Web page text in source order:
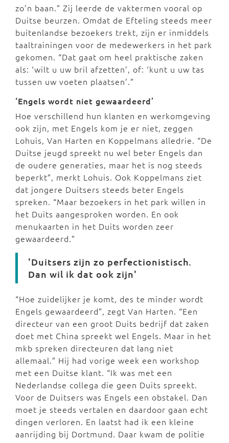
zo’n baan.” Zij leerde de vaktermen vooral op
Duitse beurzen. Omdat de Efteling steeds meer
buitenlandse bezoekers trekt, zijn er inmiddels
taaltrainingen voor de medewerkers in het park
gekomen. “Dat gaat om heel praktische zaken
als: ‘wilt u uw bril afzetten’, of: ‘kunt u uw tas
tussen uw voeten plaatsen’.”
‘Engels wordt niet gewaardeerd’
Hoe verschillend hun klanten en werkomgeving
ook zijn, met Engels kom je er niet, zeggen
Lohuis, Van Harten en Koppelmans alledrie. “De
Duitse jeugd spreekt nu wel beter Engels dan
de oudere generaties, maar het is nog steeds
beperkt”, merkt Lohuis. Ook Koppelmans ziet
dat jongere Duitsers steeds beter Engels
spreken. “Maar bezoekers in het park willen in
het Duits aangesproken worden. En ook
menukaarten in het Duits worden zeer
gewaardeerd.”
'Duitsers zijn zo perfectionistisch.
Dan wil ik dat ook zijn'
“Hoe zuidelijker je komt, des te minder wordt
Engels gewaardeerd”, zegt Van Harten. “Een
directeur van een groot Duits bedrijf dat zaken
doet met China spreekt wel Engels. Maar in het
mkb spreken directeuren dat lang niet
allemaal.” Hij had vorige week een workshop
met een Duitse klant. “Ik was met een
Nederlandse collega die geen Duits spreekt.
Voor de Duitsers was Engels een obstakel. Dan
moet je steeds vertalen en daardoor gaan echt
dingen verloren. En laatst had ik een kleine
aanrijding bij Dortmund. Daar kwam de politie